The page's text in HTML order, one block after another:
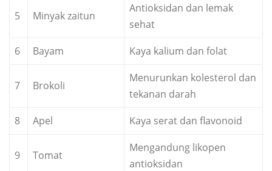
5 Minyak zaitun
Antioksidan dan lemak
sehat
6
Bayam Kaya kalium dan folat
7 Brokoli
Menurunkan kolesterol dan
tekanan darah
8
Apel Kaya serat dan flavonoid
9 Tomat
Mengandung likopen
antioksidan